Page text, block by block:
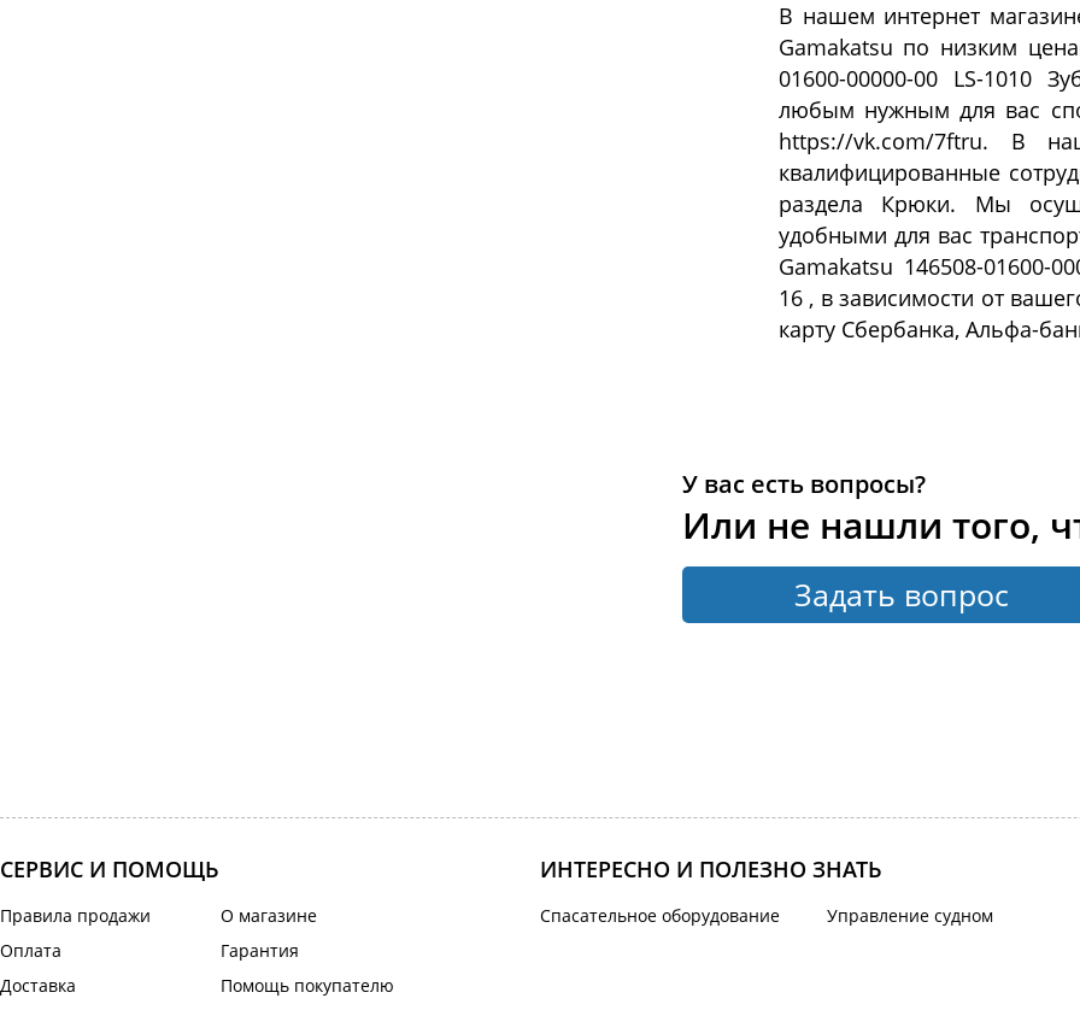
В нашем интернет
Gamakatsu по низким
01600-00000-00 LS-1010
любым нужным для вас
https://vk.com/7ftru. В
квалифицированные
раздела Крюки. Мы
удобными для вас
Gamakatsu 146508-01600-
16 , в зависимости от
карту Сбербанка, Альфа-
У вас есть вопросы?
Или не нашли того,
Задать вопрос
СЕРВИС И ПОМОЩЬ
Правила продажи
Оплата
Доставка
О магазине
Гарантия
Помощь покупателю
ИНТЕРЕСНО И ПОЛЕЗНО ЗНАТЬ
Спасательное оборудование Управление судном